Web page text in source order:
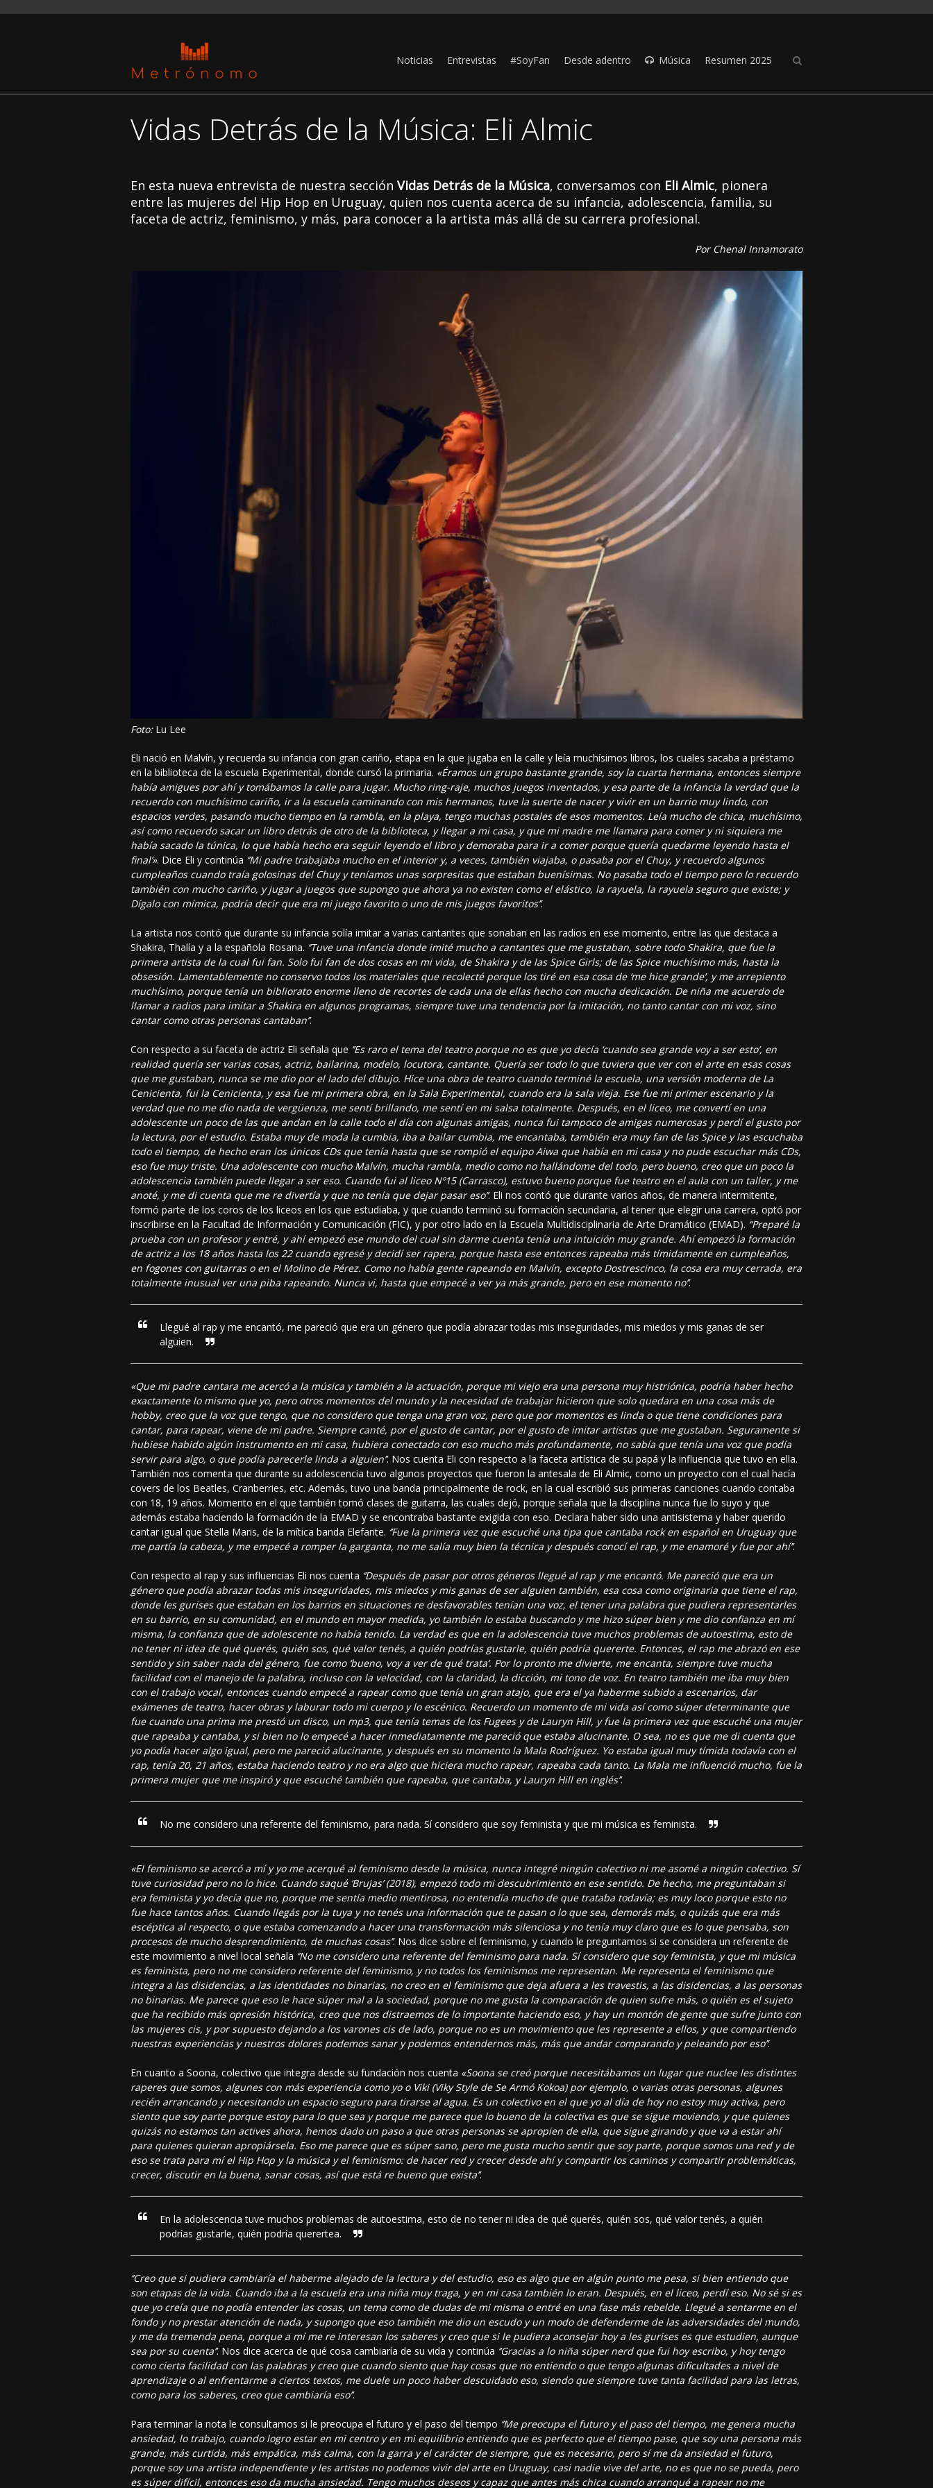
Noticias Entrevistas #SoyFan Desde adentro Música Resumen 2025
Vidas Detrás de la Música: Eli Almic
En esta nueva entrevista de nuestra sección Vidas Detrás de la Música, conversamos con Eli Almic, pionera
entre las mujeres del Hip Hop en Uruguay, quien nos cuenta acerca de su infancia, adolescencia, familia, su
faceta de actriz, feminismo, y más, para conocer a la artista más allá de su carrera profesional.
Por Chenal Innamorato
Foto:Lu Lee
Eli nació en Malvín, y recuerda su infancia con gran cariño, etapa en la que jugaba en la calle y leía muchísimos libros, los cuales sacaba a préstamo
en la biblioteca de la escuela Experimental, donde cursó la primaria. «Éramos un grupo bastante grande, soy la cuarta hermana, entonces siempre
había amigues por ahí y tomábamos la calle para jugar. Mucho ring-raje, muchos juegos inventados, y esa parte de la infancia la verdad que la
recuerdo con muchísimo cariño, ir a la escuela caminando con mis hermanos, tuve la suerte de nacer y vivir en un barrio muy lindo, con
espacios verdes, pasando mucho tiempo en la rambla, en la playa, tengo muchas postales de esos momentos. Leía mucho de chica, muchísimo,
así como recuerdo sacar un libro detrás de otro de la biblioteca, y llegar a mi casa, y que mi madre me llamara para comer y ni siquiera me
había sacado la túnica, lo que había hecho era seguir leyendo el libro y demoraba para ir a comer porque quería quedarme leyendo hasta el
final’». Dice Eli y continúa ‘’Mi padre trabajaba mucho en el interior y, a veces, también viajaba, o pasaba por el Chuy, y recuerdo algunos
cumpleaños cuando traía golosinas del Chuy y teníamos unas sorpresitas que estaban buenísimas. No pasaba todo el tiempo pero lo recuerdo
también con mucho cariño, y jugar a juegos que supongo que ahora ya no existen como el elástico, la rayuela, la rayuela seguro que existe; y
Dígalo con mímica, podría decir que era mi juego favorito o uno de mis juegos favoritos’’.
La artista nos contó que durante su infancia solía imitar a varias cantantes que sonaban en las radios en ese momento, entre las que destaca a
Shakira, Thalía y a la española Rosana. ‘’Tuve una infancia donde imité mucho a cantantes que me gustaban, sobre todo Shakira, que fue la
primera artista de la cual fui fan. Solo fui fan de dos cosas en mi vida, de Shakira y de las Spice Girls; de las Spice muchísimo más, hasta la
obsesión. Lamentablemente no conservo todos los materiales que recolecté porque los tiré en esa cosa de ‘me hice grande’, y me arrepiento
muchísimo, porque tenía un bibliorato enorme lleno de recortes de cada una de ellas hecho con mucha dedicación. De niña me acuerdo de
llamar a radios para imitar a Shakira en algunos programas, siempre tuve una tendencia por la imitación, no tanto cantar con mi voz, sino
cantar como otras personas cantaban’’.
Con respecto a su faceta de actriz Eli señala que ‘’Es raro el tema del teatro porque no es que yo decía ‘cuando sea grande voy a ser esto’, en
realidad quería ser varias cosas, actriz, bailarina, modelo, locutora, cantante. Quería ser todo lo que tuviera que ver con el arte en esas cosas
que me gustaban, nunca se me dio por el lado del dibujo. Hice una obra de teatro cuando terminé la escuela, una versión moderna de La
Cenicienta, fui la Cenicienta, y esa fue mi primera obra, en la Sala Experimental, cuando era la sala vieja. Ese fue mi primer escenario y la
verdad que no me dio nada de vergüenza, me sentí brillando, me sentí en mi salsa totalmente. Después, en el liceo, me convertí en una
adolescente un poco de las que andan en la calle todo el día con algunas amigas, nunca fui tampoco de amigas numerosas y perdí el gusto por
la lectura, por el estudio. Estaba muy de moda la cumbia, iba a bailar cumbia, me encantaba, también era muy fan de las Spice y las escuchaba
todo el tiempo, de hecho eran los únicos CDs que tenía hasta que se rompió el equipo Aiwa que había en mi casa y no pude escuchar más CDs,
eso fue muy triste. Una adolescente con mucho Malvín, mucha rambla, medio como no hallándome del todo, pero bueno, creo que un poco la
adolescencia también puede llegar a ser eso. Cuando fui al liceo Nº15 (Carrasco), estuvo bueno porque fue teatro en el aula con un taller, y me
anoté, y me di cuenta que me re divertía y que no tenía que dejar pasar eso’’. Eli nos contó que durante varios años, de manera intermitente,
formó parte de los coros de los liceos en los que estudiaba, y que cuando terminó su formación secundaria, al tener que elegir una carrera, optó por
inscribirse en la Facultad de Información y Comunicación (FIC), y por otro lado en la Escuela Multidisciplinaria de Arte Dramático (EMAD). “Preparé la
prueba con un profesor y entré, y ahí empezó ese mundo del cual sin darme cuenta tenía una intuición muy grande. Ahí empezó la formación
de actriz a los 18 años hasta los 22 cuando egresé y decidí ser rapera, porque hasta ese entonces rapeaba más tímidamente en cumpleaños,
en fogones con guitarras o en el Molino de Pérez. Como no había gente rapeando en Malvín, excepto Dostrescinco, la cosa era muy cerrada, era
totalmente inusual ver una piba rapeando. Nunca vi, hasta que empecé a ver ya más grande, pero en ese momento no’’.
Llegué al rap y me encantó, me pareció que era un género que podía abrazar todas mis inseguridades, mis miedos y mis ganas de ser
alguien.
«Que mi padre cantara me acercó a la música y también a la actuación, porque mi viejo era una persona muy histriónica, podría haber hecho
exactamente lo mismo que yo, pero otros momentos del mundo y la necesidad de trabajar hicieron que solo quedara en una cosa más de
hobby, creo que la voz que tengo, que no considero que tenga una gran voz, pero que por momentos es linda o que tiene condiciones para
cantar, para rapear, viene de mi padre. Siempre canté, por el gusto de cantar, por el gusto de imitar artistas que me gustaban. Seguramente si
hubiese habido algún instrumento en mi casa, hubiera conectado con eso mucho más profundamente, no sabía que tenía una voz que podía
servir para algo, o que podía parecerle linda a alguien’’. Nos cuenta Eli con respecto a la faceta artística de su papá y la influencia que tuvo en ella.
También nos comenta que durante su adolescencia tuvo algunos proyectos que fueron la antesala de Eli Almic, como un proyecto con el cual hacía
covers de los Beatles, Cranberries, etc. Además, tuvo una banda principalmente de rock, en la cual escribió sus primeras canciones cuando contaba
con 18, 19 años. Momento en el que también tomó clases de guitarra, las cuales dejó, porque señala que la disciplina nunca fue lo suyo y que
además estaba haciendo la formación de la EMAD y se encontraba bastante exigida con eso. Declara haber sido una antisistema y haber querido
cantar igual que Stella Maris, de la mítica banda Elefante. ‘’Fue la primera vez que escuché una tipa que cantaba rock en español en Uruguay que
me partía la cabeza, y me empecé a romper la garganta, no me salía muy bien la técnica y después conocí el rap, y me enamoré y fue por ahí’’.
Con respecto al rap y sus influencias Eli nos cuenta ‘’Después de pasar por otros géneros llegué al rap y me encantó. Me pareció que era un
género que podía abrazar todas mis inseguridades, mis miedos y mis ganas de ser alguien también, esa cosa como originaria que tiene el rap,
donde les gurises que estaban en los barrios en situaciones re desfavorables tenían una voz, el tener una palabra que pudiera representarles
en su barrio, en su comunidad, en el mundo en mayor medida, yo también lo estaba buscando y me hizo súper bien y me dio confianza en mí
misma, la confianza que de adolescente no había tenido. La verdad es que en la adolescencia tuve muchos problemas de autoestima, esto de
no tener ni idea de qué querés, quién sos, qué valor tenés, a quién podrías gustarle, quién podría quererte. Entonces, el rap me abrazó en ese
sentido y sin saber nada del género, fue como ‘bueno, voy a ver de qué trata’. Por lo pronto me divierte, me encanta, siempre tuve mucha
facilidad con el manejo de la palabra, incluso con la velocidad, con la claridad, la dicción, mi tono de voz. En teatro también me iba muy bien
con el trabajo vocal, entonces cuando empecé a rapear como que tenía un gran atajo, que era el ya haberme subido a escenarios, dar
exámenes de teatro, hacer obras y laburar todo mi cuerpo y lo escénico. Recuerdo un momento de mi vida así como súper determinante que
fue cuando una prima me prestó un disco, un mp3, que tenía temas de los Fugees y de Lauryn Hill, y fue la primera vez que escuché una mujer
que rapeaba y cantaba, y si bien no lo empecé a hacer inmediatamente me pareció que estaba alucinante. O sea, no es que me di cuenta que
yo podía hacer algo igual, pero me pareció alucinante, y después en su momento la Mala Rodríguez. Yo estaba igual muy tímida todavía con el
rap, tenía 20, 21 años, estaba haciendo teatro y no era algo que hiciera mucho rapear, rapeaba cada tanto. La Mala me influenció mucho, fue la
primera mujer que me inspiró y que escuché también que rapeaba, que cantaba, y Lauryn Hill en inglés’’.
No me considero una referente del feminismo, para nada. Sí considero que soy feminista y que mi música es feminista.
«El feminismo se acercó a mí y yo me acerqué al feminismo desde la música, nunca integré ningún colectivo ni me asomé a ningún colectivo. Sí
tuve curiosidad pero no lo hice. Cuando saqué ‘Brujas’ (2018), empezó todo mi descubrimiento en ese sentido. De hecho, me preguntaban si
era feminista y yo decía que no, porque me sentía medio mentirosa, no entendía mucho de que trataba todavía; es muy loco porque esto no
fue hace tantos años. Cuando llegás por la tuya y no tenés una información que te pasan o lo que sea, demorás más, o quizás que era más
escéptica al respecto, o que estaba comenzando a hacer una transformación más silenciosa y no tenía muy claro que es lo que pensaba, son
procesos de mucho desprendimiento, de muchas cosas’’. Nos dice sobre el feminismo, y cuando le preguntamos si se considera un referente de
este movimiento a nivel local señala ‘’No me considero una referente del feminismo para nada. Sí considero que soy feminista, y que mi música
es feminista, pero no me considero referente del feminismo, y no todos los feminismos me representan. Me representa el feminismo que
integra a las disidencias, a las identidades no binarias, no creo en el feminismo que deja afuera a les travestis, a las disidencias, a las personas
no binarias. Me parece que eso le hace súper mal a la sociedad, porque no me gusta la comparación de quien sufre más, o quién es el sujeto
que ha recibido más opresión histórica, creo que nos distraemos de lo importante haciendo eso, y hay un montón de gente que sufre junto con
las mujeres cis, y por supuesto dejando a los varones cis de lado, porque no es un movimiento que les represente a ellos, y que compartiendo
nuestras experiencias y nuestros dolores podemos sanar y podemos entendernos más, más que andar comparando y peleando por eso’’.
En cuanto a Soona, colectivo que integra desde su fundación nos cuenta «Soona se creó porque necesitábamos un lugar que nuclee les distintes
raperes que somos, algunes con más experiencia como yo o Viki (Viky Style de Se Armó Kokoa) por ejemplo, o varias otras personas, algunes
recién arrancando y necesitando un espacio seguro para tirarse al agua. Es un colectivo en el que yo al día de hoy no estoy muy activa, pero
siento que soy parte porque estoy para lo que sea y porque me parece que lo bueno de la colectiva es que se sigue moviendo, y que quienes
quizás no estamos tan actives ahora, hemos dado un paso a que otras personas se apropien de ella, que sigue girando y que va a estar ahí
para quienes quieran apropiársela. Eso me parece que es súper sano, pero me gusta mucho sentir que soy parte, porque somos una red y de
eso se trata para mí el Hip Hop y la música y el feminismo: de hacer red y crecer desde ahí y compartir los caminos y compartir problemáticas,
crecer, discutir en la buena, sanar cosas, así que está re bueno que exista’’.
En la adolescencia tuve muchos problemas de autoestima, esto de no tener ni idea de qué querés, quién sos, qué valor tenés, a quién
podrías gustarle, quién podría querertea.
‘’Creo que si pudiera cambiaría el haberme alejado de la lectura y del estudio, eso es algo que en algún punto me pesa, si bien entiendo que
son etapas de la vida. Cuando iba a la escuela era una niña muy traga, y en mi casa también lo eran. Después, en el liceo, perdí eso. No sé si es
que yo creía que no podía entender las cosas, un tema como de dudas de mi misma o entré en una fase más rebelde. Llegué a sentarme en el
fondo y no prestar atención de nada, y supongo que eso también me dio un escudo y un modo de defenderme de las adversidades del mundo,
y me da tremenda pena, porque a mí me re interesan los saberes y creo que si le pudiera aconsejar hoy a les gurises es que estudien, aunque
sea por su cuenta’’. Nos dice acerca de qué cosa cambiaría de su vida y continúa ‘’Gracias a lo niña súper nerd que fui hoy escribo, y hoy tengo
como cierta facilidad con las palabras y creo que cuando siento que hay cosas que no entiendo o que tengo algunas dificultades a nivel de
aprendizaje o al enfrentarme a ciertos textos, me duele un poco haber descuidado eso, siendo que siempre tuve tanta facilidad para las letras,
como para los saberes, creo que cambiaría eso’’.
Para terminar la nota le consultamos si le preocupa el futuro y el paso del tiempo ‘’Me preocupa el futuro y el paso del tiempo, me genera mucha
ansiedad, lo trabajo, cuando logro estar en mi centro y en mi equilibrio entiendo que es perfecto que el tiempo pase, que soy una persona más
grande, más curtida, más empática, más calma, con la garra y el carácter de siempre, que es necesario, pero sí me da ansiedad el futuro,
porque soy una artista independiente y les artistas no podemos vivir del arte en Uruguay, casi nadie vive del arte, no es que no se pueda, pero
es súper difícil, entonces eso da mucha ansiedad. Tengo muchos deseos y capaz que antes más chica cuando arranqué a rapear no me